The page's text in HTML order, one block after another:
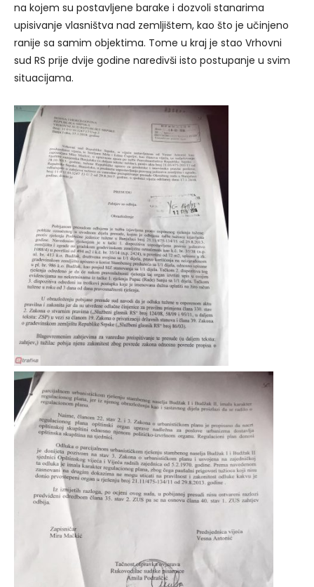
na kojem su postavljene barake i dozvoli stanarima
upisivanje vlasništva nad zemljištem, kao što je učinjeno
ranije sa samim objektima. Tome u kraj je stao Vrhovni
sud RS prije dvije godine naredivši isto postupanje u svim
situacijama.